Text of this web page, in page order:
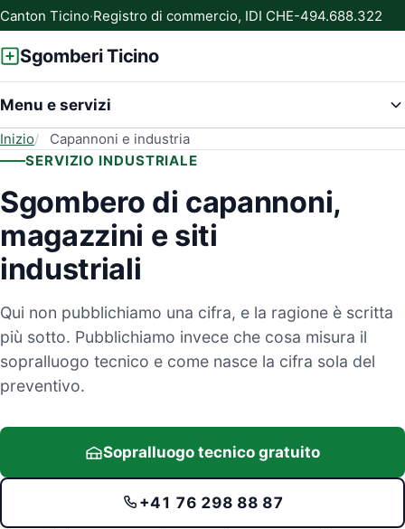
Canton Ticino·Registro di commercio, IDI CHE-494.688.322
Sgomberi Ticino
Menu e servizi
Inizio
Capannoni e industria
SERVIZIO INDUSTRIALE
Sgombero di capannoni,
magazzini e siti
industriali
Qui non pubblichiamo una cifra, e la ragione è scritta
più sotto. Pubblichiamo invece che cosa misura il
sopralluogo tecnico e come nasce la cifra sola del
preventivo.
Sopralluogo tecnico gratuito
+41 76 298 88 87